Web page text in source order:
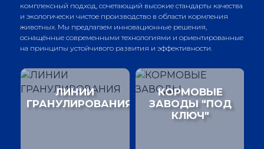
комплексный подход, сочетающий высокие стандарты качества
и экологически чистое производство в области кормления
животных. Мы предлагаем инновационные решения,
оснащённые современными технологиями и ориентированные
на принципы устойчивого развития и эффективности.
ЛИНИИ
ГРАНУЛИРОВАНИЯ
КОРМОВЫЕ
ЗАВОДЫ "ПОД
КЛЮЧ"